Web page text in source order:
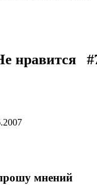
мнений